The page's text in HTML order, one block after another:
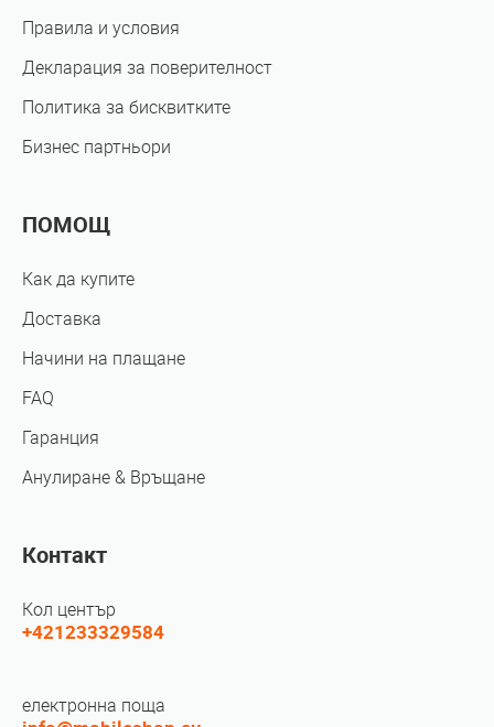
Правила и условия
Декларация за поверителност
Политика за бисквитките
Бизнес партньори
ПОМОЩ
Как да купите
Доставка
Начини на плащане
FAQ
Гаранция
Анулиране & Връщане
Контакт
Кол център
+421233329584
електронна поща